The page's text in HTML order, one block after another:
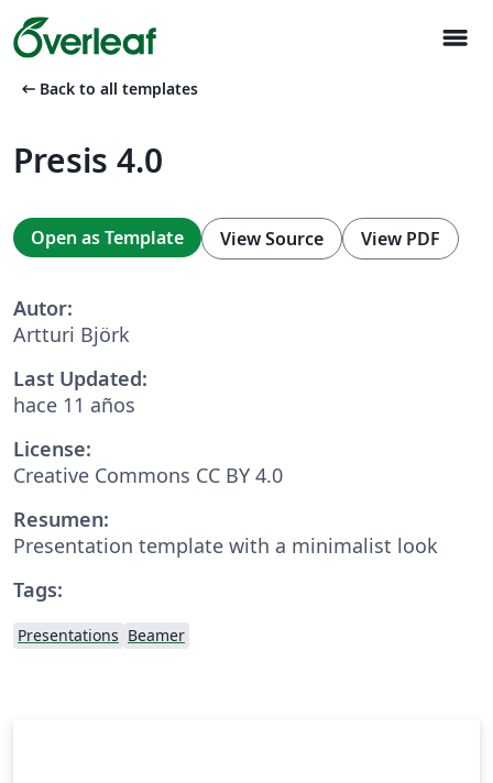
menu
arrow_left_alt Back to all templates
Presis 4.0
Open as Template View Source View PDF
Autor:
Artturi Björk
Last Updated:
hace 11 años
License:
Creative Commons CC BY 4.0
Resumen:
Presentation template with a minimalist look
Tags:
Presentations Beamer